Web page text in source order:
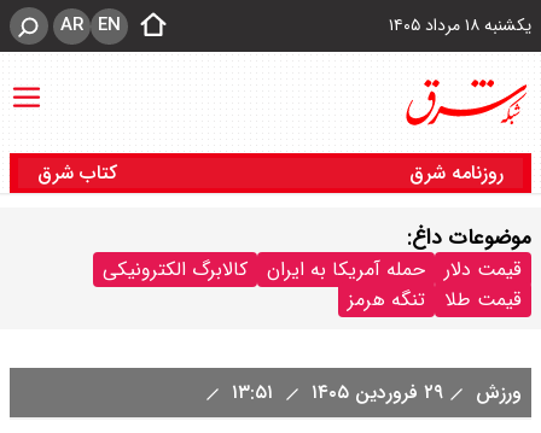
یکشنبه ۱۸ مرداد ۱۴۰۵ EN
AR
روزنامه شرق کتاب شرق
موضوعات داغ:
قیمت دلار حمله آمریکا به ایران
کالابرگ الکترونیکی
قیمت طلا
تنگه هرمز
ورزش ۲۹ فروردین ۱۴۰۵